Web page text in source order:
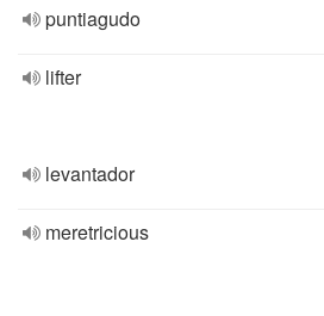
puntiagudo
lifter
levantador
meretricious